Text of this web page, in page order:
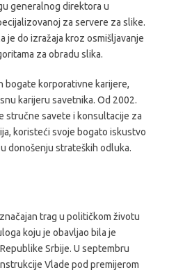
generalnog direktora u
za servere za slike.
je do izražaja kroz osmišljavanje
za obradu slika.
bogate korporativne karijere,
karijeru savetnika. Od 2002.
stručne savete i konsultacije za
koristeći svoje bogato iskustvo
donošenju strateških odluka.
trag u političkom životu
koju je obavljao bila je
Srbije. U septembru
Vlade pod premijerom